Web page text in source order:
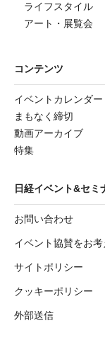
ライフスタイル
アート・展覧会
コンテンツ
イベントカレンダー
まもなく締切
動画アーカイブ
特集
日経イベント&セミ
お問い合わせ
イベント協賛をお
サイトポリシー
クッキーポリシー
外部送信